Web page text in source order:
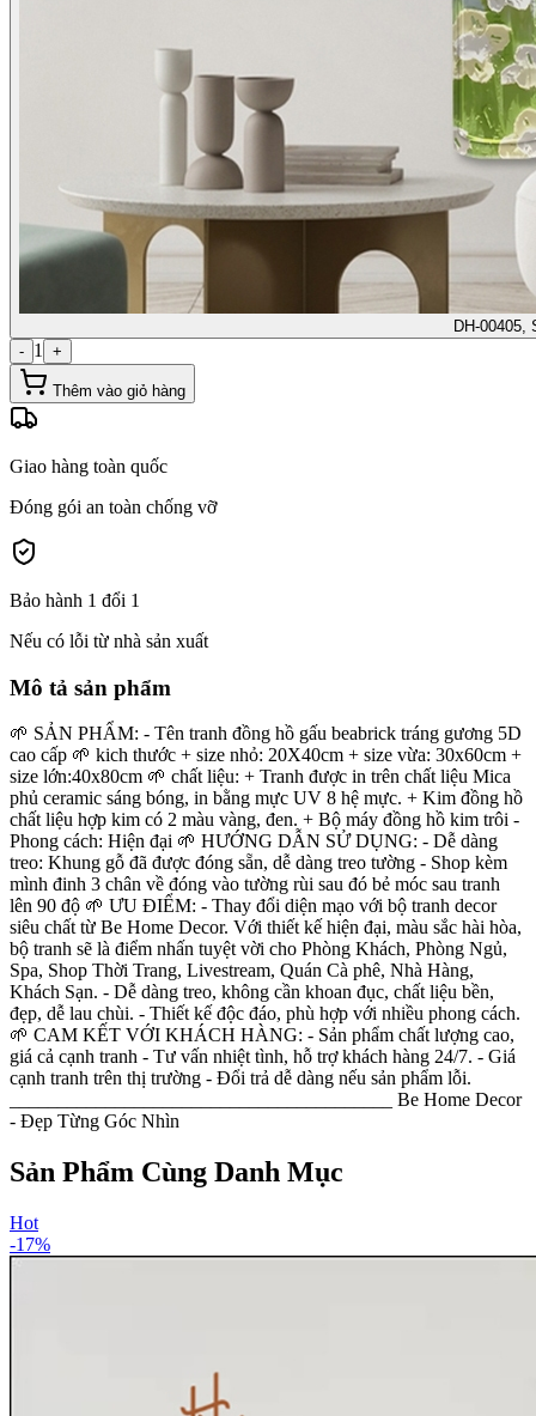
DH-00405,
- 1 +
Thêm vào giỏ hàng
Giao hàng toàn quốc
Đóng gói an toàn chống vỡ
Bảo hành 1 đổi 1
Nếu có lỗi từ nhà sản xuất
Mô tả sản phẩm
🌱 SẢN PHẨM: - Tên tranh đồng hồ gấu beabrick tráng gương 5D
cao cấp 🌱 kich thước + size nhỏ: 20X40cm + size vừa: 30x60cm +
size lớn:40x80cm 🌱 chất liệu: + Tranh được in trên chất liệu Mica
phủ ceramic sáng bóng, in bằng mực UV 8 hệ mực. + Kim đồng hồ
chất liệu hợp kim có 2 màu vàng, đen. + Bộ máy đồng hồ kim trôi -
Phong cách: Hiện đại 🌱 HƯỚNG DẪN SỬ DỤNG: - Dễ dàng
treo: Khung gỗ đã được đóng sẵn, dễ dàng treo tường - Shop kèm
mình đinh 3 chân về đóng vào tường rùi sau đó bẻ móc sau tranh
lên 90 độ 🌱 ƯU ĐIỂM: - Thay đổi diện mạo với bộ tranh decor
siêu chất từ Be Home Decor. Với thiết kế hiện đại, màu sắc hài hòa,
bộ tranh sẽ là điểm nhấn tuyệt vời cho Phòng Khách, Phòng Ngủ,
Spa, Shop Thời Trang, Livestream, Quán Cà phê, Nhà Hàng,
Khách Sạn. - Dễ dàng treo, không cần khoan đục, chất liệu bền,
đẹp, dễ lau chùi. - Thiết kế độc đáo, phù hợp với nhiều phong cách.
🌱 CAM KẾT VỚI KHÁCH HÀNG: - Sản phẩm chất lượng cao,
giá cả cạnh tranh - Tư vấn nhiệt tình, hỗ trợ khách hàng 24/7. - Giá
cạnh tranh trên thị trường - Đổi trả dễ dàng nếu sản phẩm lỗi.
________________________________________ Be Home Decor
- Đẹp Từng Góc Nhìn
Sản Phẩm Cùng Danh Mục
Hot
-17%